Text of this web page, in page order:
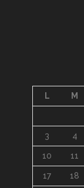
L
M
3 4
10 11
17 18